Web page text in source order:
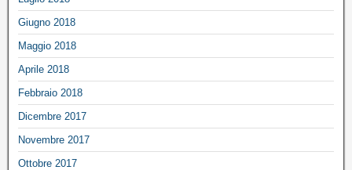
Giugno 2018
Maggio 2018
Aprile 2018
Febbraio 2018
Dicembre 2017
Novembre 2017
Ottobre 2017